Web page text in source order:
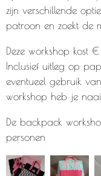
zijn verschillende
patroon en zoekt de
Deze workshop kost
Inclusief uitleg op
eventueel gebruik
workshop heb je
De backpack
personen